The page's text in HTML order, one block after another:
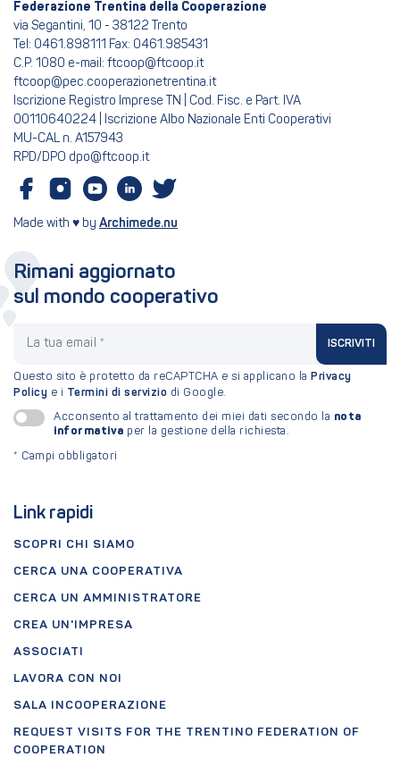
Federazione Trentina della Cooperazione
via Segantini, 10 - 38122 Trento
Tel: 0461.898111 Fax: 0461.985431
C.P. 1080 e-mail: ftcoop@ftcoop.it
ftcoop@pec.cooperazionetrentina.it
Iscrizione Registro Imprese TN | Cod. Fisc. e Part. IVA
00110640224 | Iscrizione Albo Nazionale Enti Cooperativi
MU-CAL n. A157943
RPD/DPO dpo@ftcoop.it
Made with ♥ by Archimede.nu
Link rapidi
SCOPRI CHI SIAMO
CERCA UNA COOPERATIVA
CERCA UN AMMINISTRATORE
CREA UN'IMPRESA
ASSOCIATI
LAVORA CON NOI
SALA INCOOPERAZIONE
REQUEST VISITS FOR THE TRENTINO FEDERATION OF
COOPERATION
Rimani aggiornato
sul mondo cooperativo
ISCRIVITI
Questo sito è protetto da reCAPTCHA e si applicano la Privacy
Policy e i Termini di servizio di Google.
Acconsento al trattamento dei miei dati secondo la nota
informativa per la gestione della richiesta.
* Campi obbligatori